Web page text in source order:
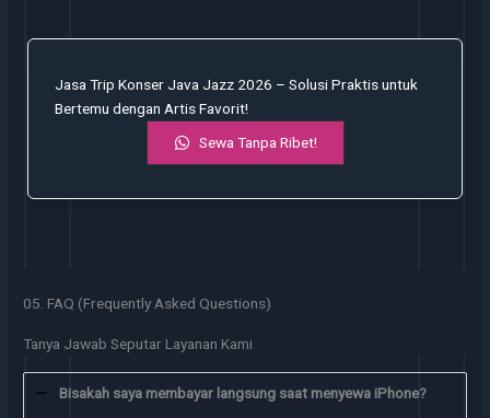
Jasa Trip Konser Java Jazz 2026 – Solusi Praktis untuk
Bertemu dengan Artis Favorit!
Sewa Tanpa Ribet!
05. FAQ (Frequently Asked Questions)
Tanya Jawab Seputar Layanan Kami
Bisakah saya membayar langsung saat menyewa iPhone?